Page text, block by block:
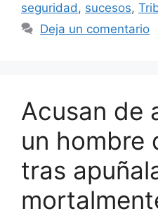
seguridad, sucesos,
Deja un comentario
Acusan de
un hombre
tras